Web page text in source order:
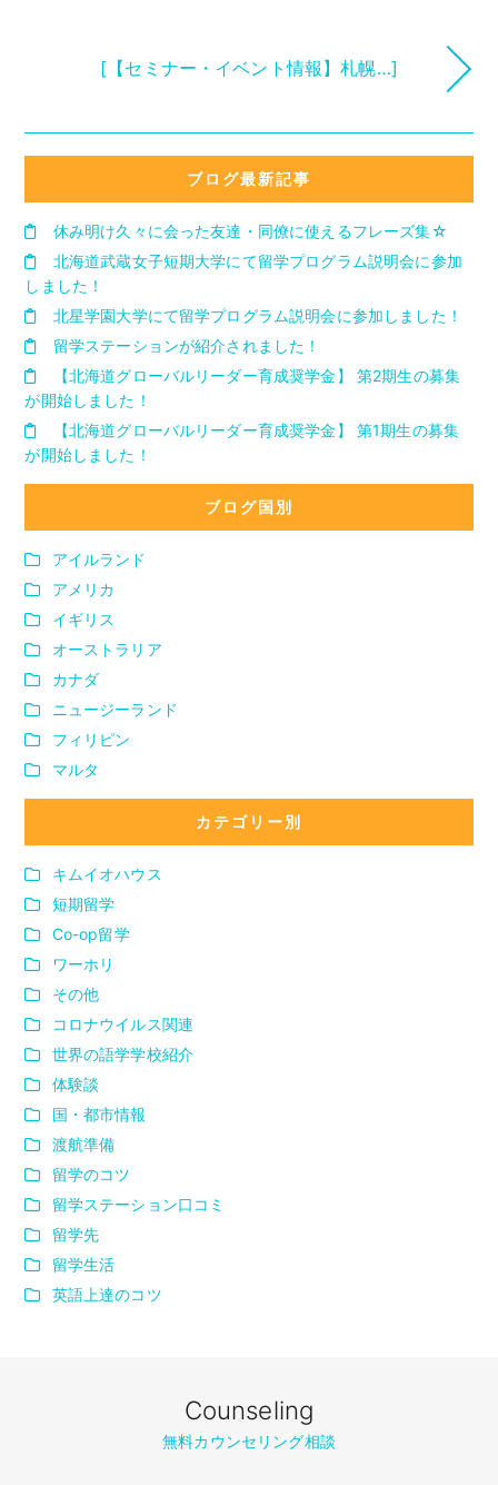
[【セミナー・イベント情報】札幌…]
ブログ最新記事
休み明け久々に会った友達・同僚に使えるフレーズ集☆
北海道武蔵女子短期大学にて留学プログラム説明会に参加
しました！
北星学園大学にて留学プログラム説明会に参加しました！
留学ステーションが紹介されました！
【北海道グローバルリーダー育成奨学金】 第2期生の募集
が開始しました！
【北海道グローバルリーダー育成奨学金】 第1期生の募集
が開始しました！
ブログ国別
アイルランド
アメリカ
イギリス
オーストラリア
カナダ
ニュージーランド
フィリピン
マルタ
カテゴリー別
キムイオハウス
短期留学
Co-op留学
ワーホリ
その他
コロナウイルス関連
世界の語学学校紹介
体験談
国・都市情報
渡航準備
留学のコツ
留学ステーション口コミ
留学先
留学生活
英語上達のコツ
Counseling
無料カウンセリング相談